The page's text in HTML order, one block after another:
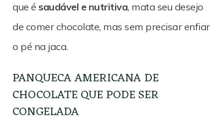
que é saudável e nutritiva, mata seu desejo
de comer chocolate, mas sem precisar enfiar
o pé na jaca.
PANQUECA AMERICANA DE
CHOCOLATE QUE PODE SER
CONGELADA